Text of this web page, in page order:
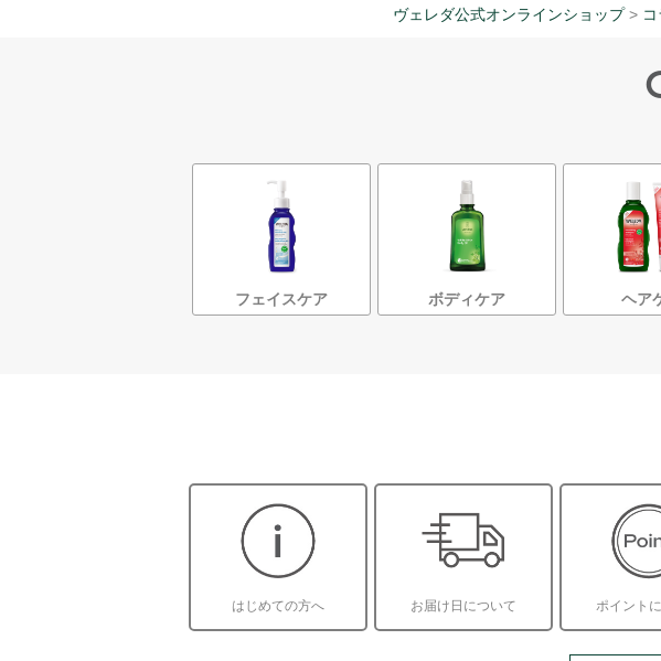
ヴェレダ公式オンラインショップ >
フェイスケア ボディケア ヘア
はじめての方へ お届け日について ポイント